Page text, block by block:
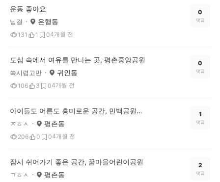
운동 좋아요
닝걸 은행동
131 1 04개월 전
0
댓글
도심 속에서 여유를 만나는 곳, 평촌중앙공원
쑥시렵고만 귀인동
106 3 04개월 전
0
댓글
아이들도 어른도 흥미로운 공간, 민백공원의 특별한 놀이터
ㅈㅎㅅ 평촌동
206 0 04개월 전
1
댓글
잠시 쉬어가기 좋은 공간, 꿈마을어린이공원
ㄱㅎㅅ 평촌동
2
댓글